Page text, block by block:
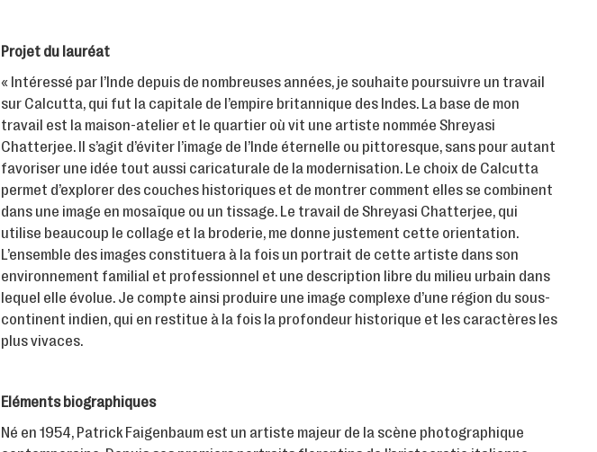
Projet du lauréat
« Intéressé par l’Inde depuis de nombreuses années, je souhaite poursuivre un travail
sur Calcutta, qui fut la capitale de l’empire britannique des Indes. La base de mon
travail est la maison-atelier et le quartier où vit une artiste nommée Shreyasi
Chatterjee. Il s’agit d’éviter l’image de l’Inde éternelle ou pittoresque, sans pour autant
favoriser une idée tout aussi caricaturale de la modernisation. Le choix de Calcutta
permet d’explorer des couches historiques et de montrer comment elles se combinent
dans une image en mosaïque ou un tissage. Le travail de Shreyasi Chatterjee, qui
utilise beaucoup le collage et la broderie, me donne justement cette orientation.
L’ensemble des images constituera à la fois un portrait de cette artiste dans son
environnement familial et professionnel et une description libre du milieu urbain dans
lequel elle évolue. Je compte ainsi produire une image complexe d’une région du sous-
continent indien, qui en restitue à la fois la profondeur historique et les caractères les
plus vivaces.
Eléments biographiques
Né en 1954, Patrick Faigenbaum est un artiste majeur de la scène photographique